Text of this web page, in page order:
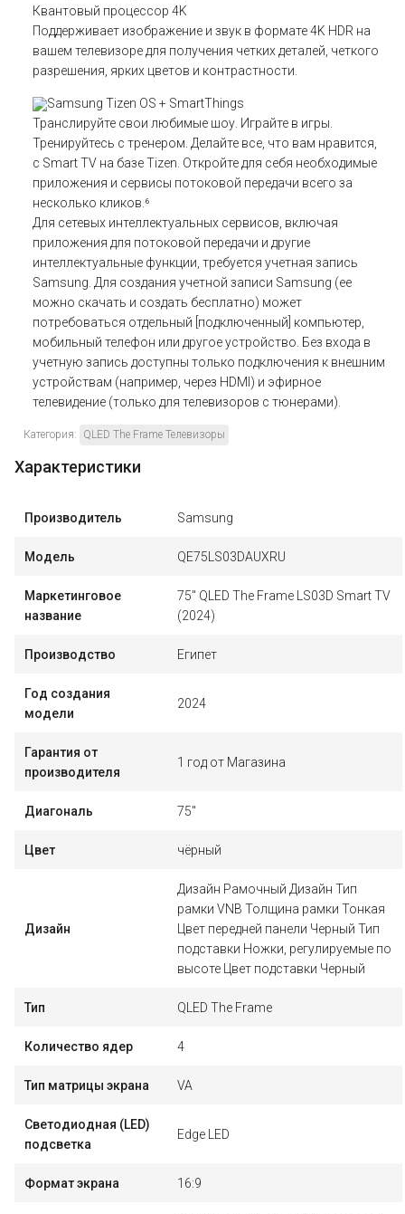
Квантовый процессор 4K
Поддерживает изображение и звук в формате 4K HDR на
вашем телевизоре для получения четких деталей, четкого
разрешения, ярких цветов и контрастности.
Samsung Tizen OS + SmartThings
Транслируйте свои любимые шоу. Играйте в игры.
Тренируйтесь с тренером. Делайте все, что вам нравится,
с Smart TV на базе Tizen. Откройте для себя необходимые
приложения и сервисы потоковой передачи всего за
несколько кликов.⁶
Для сетевых интеллектуальных сервисов, включая
приложения для потоковой передачи и другие
интеллектуальные функции, требуется учетная запись
Samsung. Для создания учетной записи Samsung (ее
можно скачать и создать бесплатно) может
потребоваться отдельный [подключенный] компьютер,
мобильный телефон или другое устройство. Без входа в
учетную запись доступны только подключения к внешним
устройствам (например, через HDMI) и эфирное
телевидение (только для телевизоров с тюнерами).
Категория: QLED The Frame Телевизоры
Характеристики
Производитель Samsung
Модель QE75LS03DAUXRU
Маркетинговое
название
75" QLED The Frame LS03D Smart TV
(2024)
Производство Египет
Год создания
модели
2024
Гарантия от
производителя
1 год от Магазина
Диагональ 75"
Цвет чёрный
Дизайн
Дизайн Рамочный Дизайн Тип
рамки VNB Толщина рамки Тонкая
Цвет передней панели Черный Тип
подставки Ножки, регулируемые по
высоте Цвет подставки Черный
Тип QLED The Frame
Количество ядер 4
Тип матрицы экрана VA
Светодиодная (LED)
подсветка
Edge LED
Формат экрана 16:9